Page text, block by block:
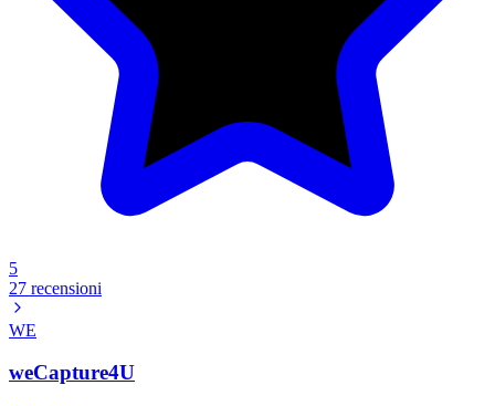
5
27 recensioni
WE
weCapture4U